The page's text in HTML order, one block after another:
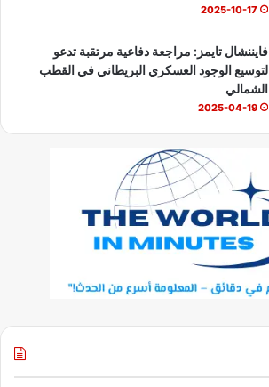
2025-10-17
فايننشال تايمز: مراجعة دفاعية مرتقبة تدعو
لتوسيع الوجود العسكري البريطاني في القطب
الشمالي
2025-04-19